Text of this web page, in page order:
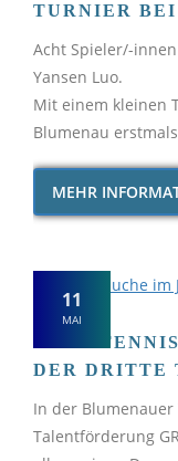
TURNIER
Acht Spieler/-
Yansen Luo.
Mit einem kleinen
Blumenau
MEHR
DER DRITTE
11
MAI
In der
Talentförderung